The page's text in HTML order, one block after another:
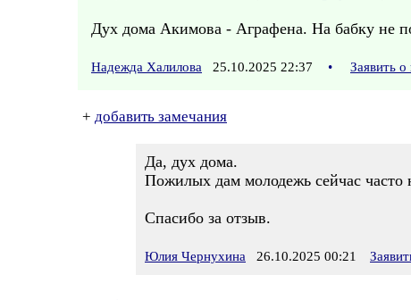
Дух дома Акимова - Аграфена. На бабку не
Надежда Халилова 25.10.2025 22:37 • Заявить
+ добавить замечания
Да, дух дома.
Пожилых дам молодежь сейчас
Спасибо за отзыв.
Юлия Чернухина 26.10.2025 00:21